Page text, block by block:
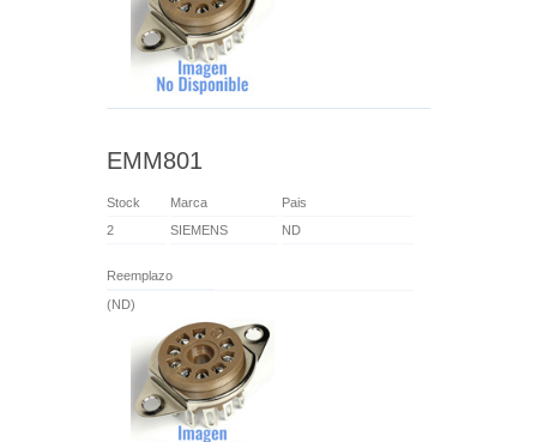
EMM801
Stock Marca
Pais
2
SIEMENS ND
Reemplazo
(ND)